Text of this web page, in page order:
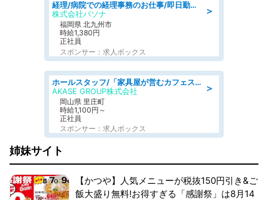
＞
経理/病院での経理事務のお仕事/即日勤務可/車通勤可/経理/一般事務
株式会社パソナ
福岡県 北九州市
時給1,380円
正社員
スポンサー：求人ボックス
＞
ホールスタッフ/「家具屋が営むカフェスタッフ!」週2日～OK!嬉しいまかない付き/岡山県/浅口郡里庄町
AKASE GROUP株式会社
岡山県 里庄町
時給1,100円～
正社員
スポンサー：求人ボックス
姉妹サイト
【かつや】人気メニューが税抜150円引き&ご
飯大盛り無料!お得すぎる「感謝祭」は8月14